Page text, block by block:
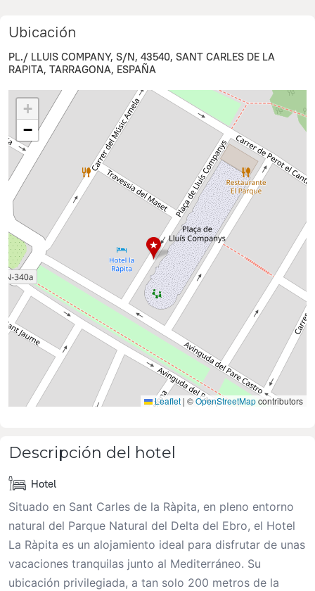
Ubicación
PL./ LLUIS COMPANY, S/N, 43540, SANT CARLES DE LA
RAPITA, TARRAGONA, ESPAÑA
+
−
Leaflet | ©OpenStreetMapcontributors
Descripción del hotel
Hotel
Situado en Sant Carles de la Ràpita, en pleno entorno
natural del Parque Natural del Delta del Ebro, el Hotel
La Ràpita es un alojamiento ideal para disfrutar de unas
vacaciones tranquilas junto al Mediterráneo. Su
ubicación privilegiada, a tan solo 200 metros de la